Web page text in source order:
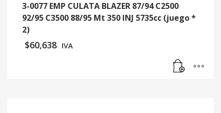
3-0077 EMP CULATA BLAZER 87/94 C2500
92/95 C3500 88/95 Mt 350 INJ 5735cc (juego *
2)
$60,638 IVA